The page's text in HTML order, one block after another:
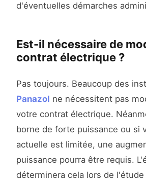
d'éventuelles démarches
Est-il nécessaire de
contrat électrique ?
Pas toujours. Beaucoup des
Panazol ne nécessitent pas
votre contrat électrique.
borne de forte puissance ou si
actuelle est limitée, une
puissance pourra être requis.
déterminera cela lors de l'étude